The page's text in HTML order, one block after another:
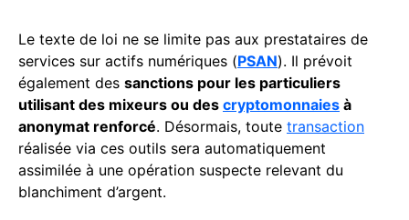
Le texte de loi ne se limite pas aux prestataires de
services sur actifs numériques (PSAN). Il prévoit
également des sanctions pour les particuliers
utilisant des mixeurs ou des cryptomonnaies à
anonymat renforcé. Désormais, toute transaction
réalisée via ces outils sera automatiquement
assimilée à une opération suspecte relevant du
blanchiment d’argent.